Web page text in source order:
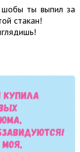
шобы ты выпил за
стакан!